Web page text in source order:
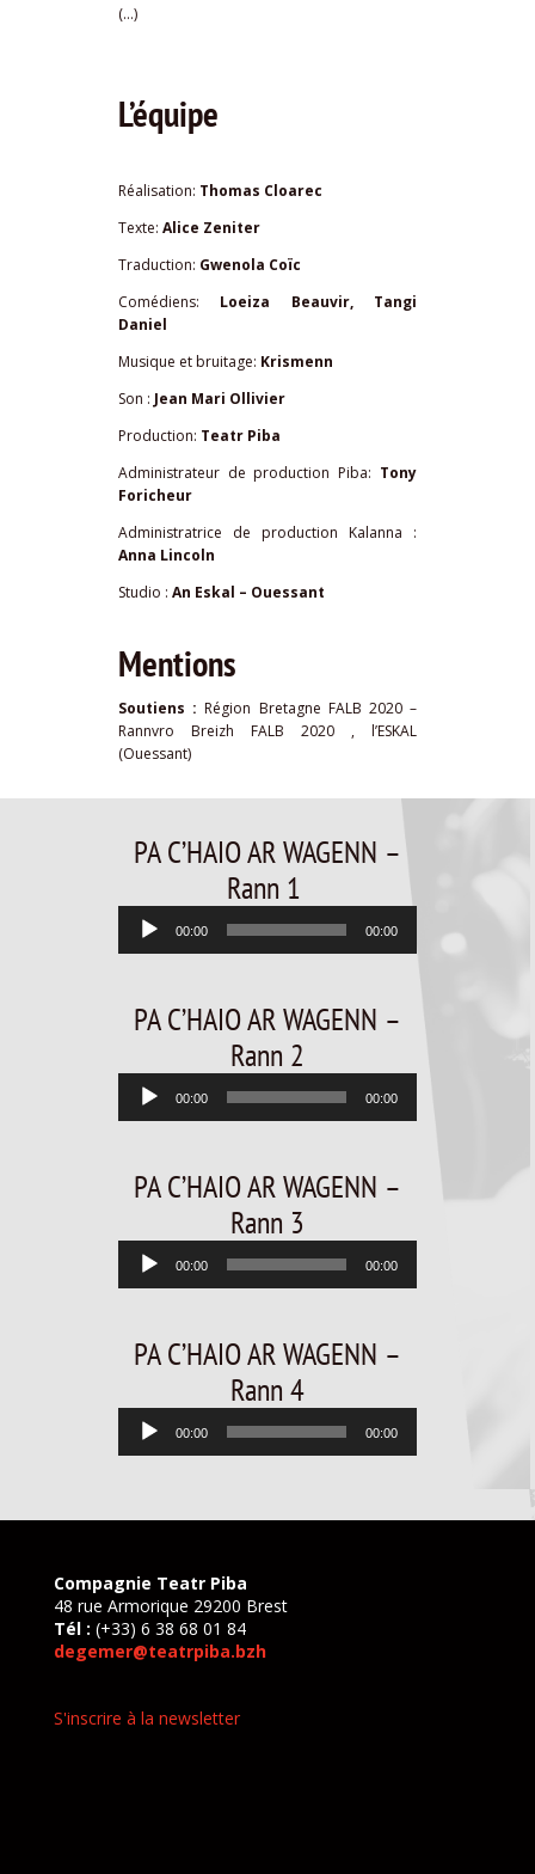
(…)
L’équipe
Réalisation: Thomas Cloarec
Texte: Alice Zeniter
Traduction: Gwenola Coïc
Comédiens: Loeiza Beauvir, Tangi
Daniel
Musique et bruitage: Krismenn
Son : Jean Mari Ollivier
Production: Teatr Piba
Administrateur de production Piba: Tony
Foricheur
Administratrice de production Kalanna :
Anna Lincoln
Studio : An Eskal – Ouessant
Mentions
Soutiens : Région Bretagne FALB 2020 –
Rannvro Breizh FALB 2020 , l’ESKAL
(Ouessant)
PA C’HAIO AR WAGENN –
Rann 1
Lecteur
audio
00:00 00:00
PA C’HAIO AR WAGENN –
Rann 2
Lecteur
audio
00:00 00:00
PA C’HAIO AR WAGENN –
Rann 3
Lecteur
audio
00:00 00:00
PA C’HAIO AR WAGENN –
Rann 4
Lecteur
audio
00:00 00:00
Compagnie Teatr Piba
48 rue Armorique 29200 Brest
Tél : (+33) 6 38 68 01 84
degemer@teatrpiba.bzh
S'inscrire à la newsletter